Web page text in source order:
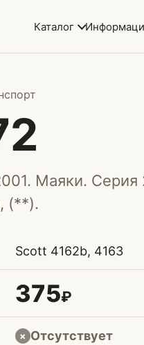
Каталог
Маяки. Серия
(**).
Scott 4162b, 4163
375₽
× Отсутствует